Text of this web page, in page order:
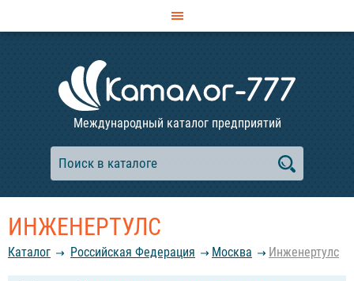
Международный каталог предприятий
ИНЖЕНЕРТУЛС
Каталог Российcкая Федерация Москва Инженертулс